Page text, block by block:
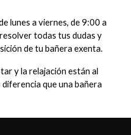
lunes a viernes, de 9:00 a
todas tus dudas y
de tu bañera exenta.
y la relajación están al
que una bañera